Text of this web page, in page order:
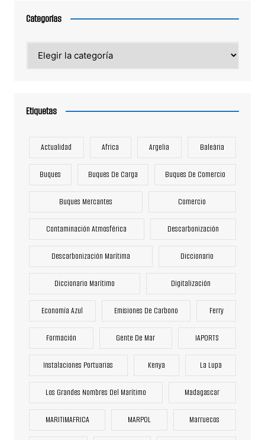
Categorías
Etiquetas
Actualidad Africa Argelia Baleària
Buques Buques De Carga Buques De Comercio
Buques Mercantes Comercio
Contaminación Atmosférica Descarbonización
Descarbonización Marítima Diccionario
Diccionario Marítimo Digitalización
Economía Azul Emisiones De Carbono Ferry
Formación Gente De Mar IAPORTS
Instalaciones Portuarias Kenya La Lupa
Los Grandes Nombres Del Marítimo Madagascar
MARITIMAFRICA MARPOL Marruecos